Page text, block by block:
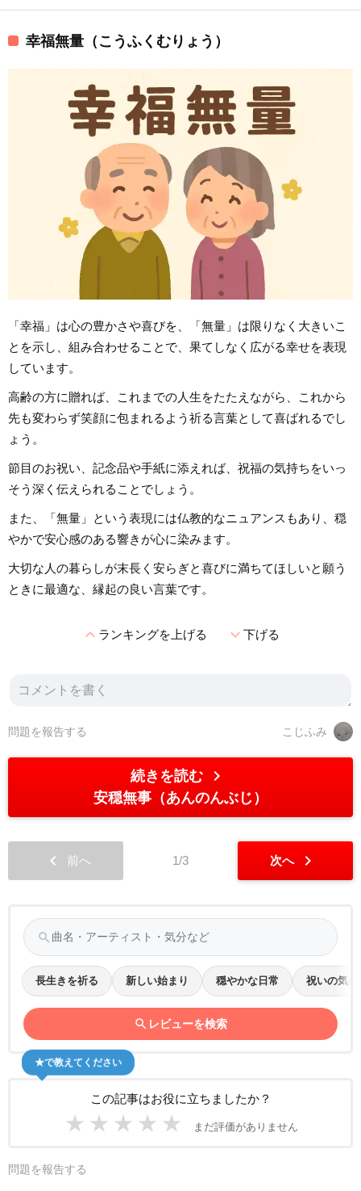
幸福無量（こうふくむりょう）
「幸福」は心の豊かさや喜びを、「無量」は限りなく大きいこ
とを示し、組み合わせることで、果てしなく広がる幸せを表現
しています。
高齢の方に贈れば、これまでの人生をたたえながら、これから
先も変わらず笑顔に包まれるよう祈る言葉として喜ばれるでし
ょう。
節目のお祝い、記念品や手紙に添えれば、祝福の気持ちをいっ
そう深く伝えられることでしょう。
また、「無量」という表現には仏教的なニュアンスもあり、穏
やかで安心感のある響きが心に染みます。
大切な人の暮らしが末長く安らぎと喜びに満ちてほしいと願う
ときに最適な、縁起の良い言葉です。
expand_lessランキングを上げる expand_more下げる
こじふみ
問題を報告する
続きを読む chevron_right
安穏無事（あんのんぶじ）
chevron_left 前へ 1/3 次へ chevron_right
search
長生きを祈る 新しい始まり 穏やかな日常 祝いの気持
search レビューを検索
この記事はお役に立ちましたか？
★ ★ ★ ★ ★ まだ評価がありません
★で教えてください
問題を報告する